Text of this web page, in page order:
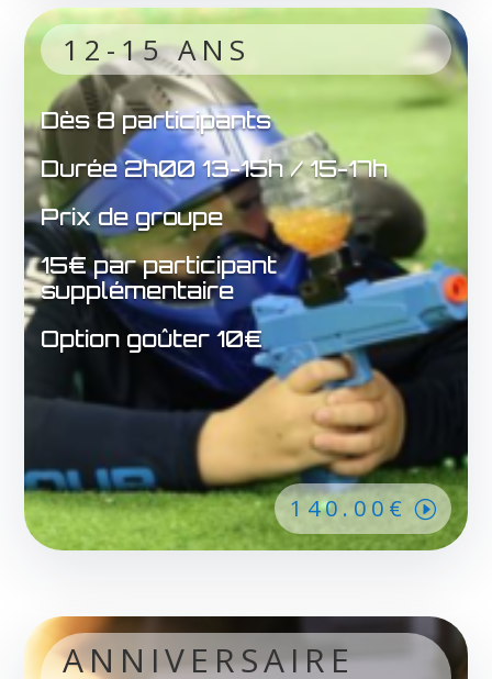
12-15 ANS
Dès 8 participants
Durée 2h00 13-15h / 15-17h
Prix de groupe
15€ par participant
supplémentaire
Option goûter 10€
140.00€
ANNIVERSAIRE